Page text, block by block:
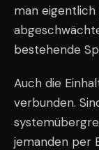
man
bestehende
Auch die
verbunden.
jemanden per